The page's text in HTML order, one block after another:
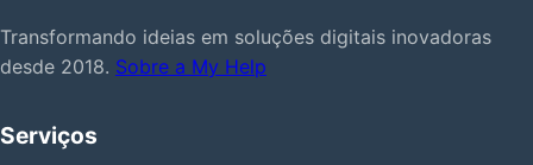
Transformando ideias em soluções digitais inovadoras
desde 2018. Sobre a My Help
Serviços